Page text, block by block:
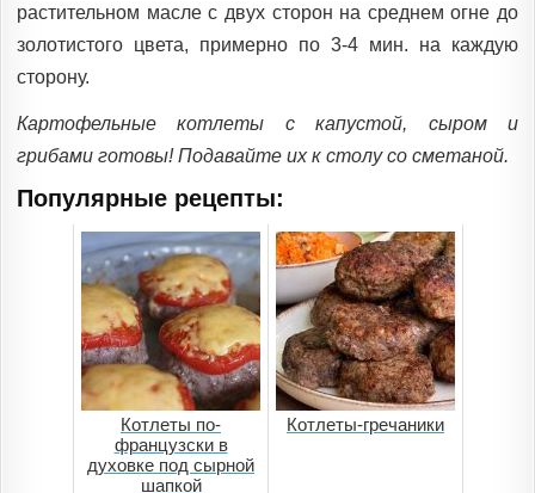
растительном масле с двух сторон на среднем огне до
золотистого цвета, примерно по 3-4 мин. на каждую
сторону.
Картофельные котлеты с капустой, сыром и
грибами готовы! Подавайте их к столу со сметаной.
Популярные рецепты:
Котлеты по-
французски в
духовке под сырной
шапкой
Котлеты-гречаники